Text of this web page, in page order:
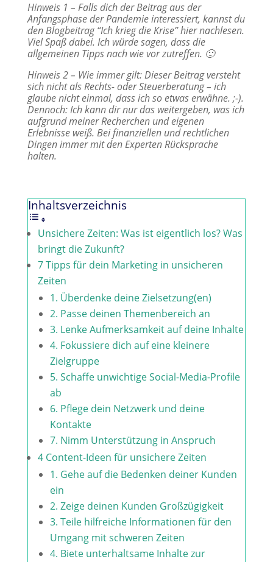
Hinweis 1 – Falls dich der Beitrag aus der
Anfangsphase der Pandemie interessiert, kannst du
den Blogbeitrag “Ich krieg die Krise” hier nachlesen.
Viel Spaß dabei. Ich würde sagen, dass die
allgemeinen Tipps nach wie vor zutreffen. 🙂
Hinweis 2 – Wie immer gilt: Dieser Beitrag versteht
sich nicht als Rechts- oder Steuerberatung – ich
glaube nicht einmal, dass ich so etwas erwähne. ;-).
Dennoch: Ich kann dir nur das weitergeben, was ich
aufgrund meiner Recherchen und eigenen
Erlebnisse weiß. Bei finanziellen und rechtlichen
Dingen immer mit den Experten Rücksprache
halten.
Inhaltsverzeichnis
Unsichere Zeiten: Was ist eigentlich los? Was
bringt die Zukunft?
7 Tipps für dein Marketing in unsicheren
Zeiten
1. Überdenke deine Zielsetzung(en)
2. Passe deinen Themenbereich an
3. Lenke Aufmerksamkeit auf deine Inhalte
4. Fokussiere dich auf eine kleinere
Zielgruppe
5. Schaffe unwichtige Social-Media-Profile
ab
6. Pflege dein Netzwerk und deine
Kontakte
7. Nimm Unterstützung in Anspruch
4 Content-Ideen für unsichere Zeiten
1. Gehe auf die Bedenken deiner Kunden
ein
2. Zeige deinen Kunden Großzügigkeit
3. Teile hilfreiche Informationen für den
Umgang mit schweren Zeiten
4. Biete unterhaltsame Inhalte zur